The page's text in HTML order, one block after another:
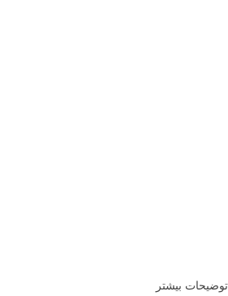
توضیحات بیشتر